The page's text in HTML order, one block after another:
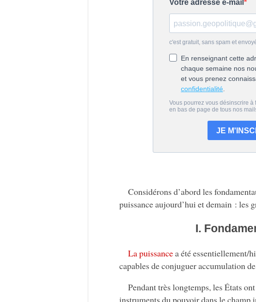
Considérons d’abord les
puissance aujourd’hui et demain : les
I.
La puissancea été essentiellement/
capables de conjuguer accumulation
Pendant très longtemps, les États